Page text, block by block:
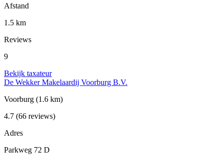
Afstand
1.5 km
Reviews
9
Bekijk taxateur
De Wekker Makelaardij Voorburg B.V.
Voorburg (1.6 km)
4.7 (66 reviews)
Adres
Parkweg 72 D